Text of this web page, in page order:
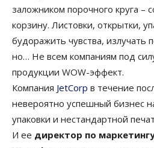
заложником порочного круга –
корзину. Листовки, открытки,
будоражить чувства, излучать
но… Не всем компаниям под
продукции WOW-эффект.
Компания JetCorp в течение
невероятно успешный бизнес
упаковки и нестандартной
И ее директор по